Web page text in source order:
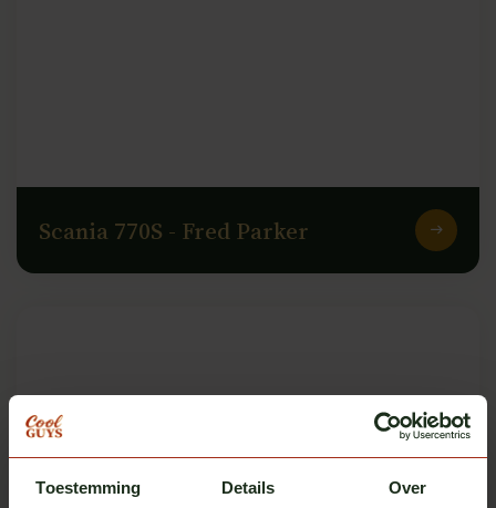
Toestemming Details Over
Scania 770S - Fred Parker